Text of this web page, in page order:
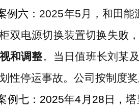
例六： 2025年5月，和田能
双电源切换装置切换失败
和调整。 当日值班长刘某
性停运事故。 公司按制度
例七： 2025年4 月 28 日，塔